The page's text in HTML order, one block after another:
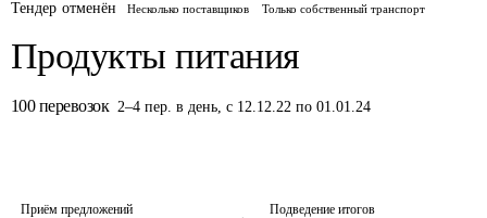
Тендер отменён Несколько поставщиков Только собственный транспорт
Продукты питания
100 перевозок 2–4 пер. в день,с 12.12.22 по 01.01.24
Приём предложений
Подведение итогов